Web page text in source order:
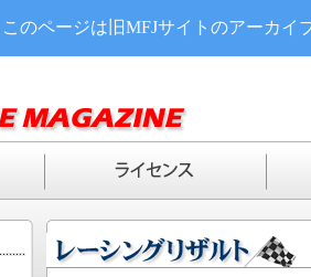
このページは旧MFJサイトのアーカイ